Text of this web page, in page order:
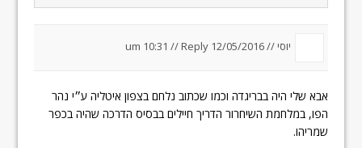
יוסי //12/05/2016 um 10:31
//Reply
אבא שלי היה בבריגדה וכמו שכתוב נלחם בצפון איטליה ע״י נהר
הפו, במלחמת השיחרור הדריך חיילים בבסיס הדרכה שהיה בכפר
שמריהו.